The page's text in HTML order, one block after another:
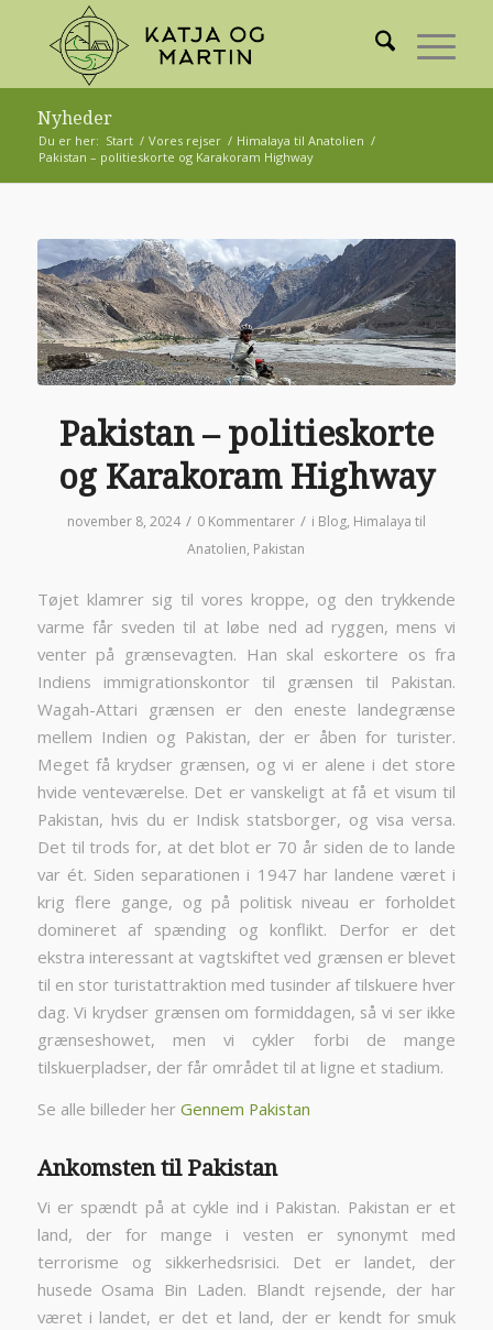
Nyheder
Du er her: Start / Vores rejser / Himalaya til Anatolien /
Pakistan – politieskorte og Karakoram Highway
Pakistan – politieskorte
og Karakoram Highway
november 8, 2024 / 0 Kommentarer / i Blog, Himalaya til
Anatolien, Pakistan
Tøjet klamrer sig til vores kroppe, og den trykkende
varme får sveden til at løbe ned ad ryggen, mens vi
venter på grænsevagten. Han skal eskortere os fra
Indiens immigrationskontor til grænsen til Pakistan.
Wagah-Attari grænsen er den eneste landegrænse
mellem Indien og Pakistan, der er åben for turister.
Meget få krydser grænsen, og vi er alene i det store
hvide venteværelse. Det er vanskeligt at få et visum til
Pakistan, hvis du er Indisk statsborger, og visa versa.
Det til trods for, at det blot er 70 år siden de to lande
var ét. Siden separationen i 1947 har landene været i
krig flere gange, og på politisk niveau er forholdet
domineret af spænding og konflikt. Derfor er det
ekstra interessant at vagtskiftet ved grænsen er blevet
til en stor turistattraktion med tusinder af tilskuere hver
dag. Vi krydser grænsen om formiddagen, så vi ser ikke
grænseshowet, men vi cykler forbi de mange
tilskuerpladser, der får området til at ligne et stadium.
Se alle billeder her Gennem Pakistan
Ankomsten til Pakistan
Vi er spændt på at cykle ind i Pakistan. Pakistan er et
land, der for mange i vesten er synonymt med
terrorisme og sikkerhedsrisici. Det er landet, der
husede Osama Bin Laden. Blandt rejsende, der har
været i landet, er det et land, der er kendt for smuk